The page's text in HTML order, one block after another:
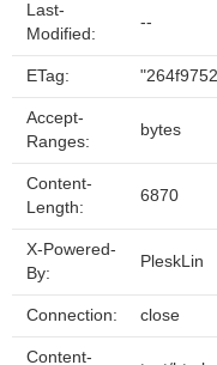
Last-
Modified:
--
ETag:
Accept-
Ranges:
bytes
Content-
Length:
6870
X-Powered-
By:
PleskLin
Connection: close
Content-